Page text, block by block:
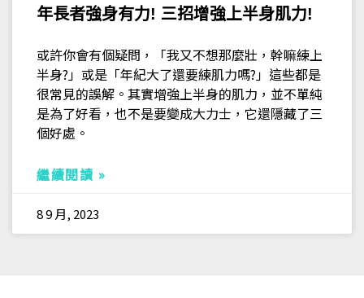
年長者強身有力! 三招增強上半身肌力!
或許你會有個疑問，「我又不想那麼壯，幹嘛練上
半身?」或是「年紀大了還要練肌力嗎?」這些都是
很常見的誤解。其實增強上半身的肌力，並不單純
是為了好看，也不是要變成大力士，它還隱藏了三
個好處。
繼續閱讀 »
8 9 月, 2023